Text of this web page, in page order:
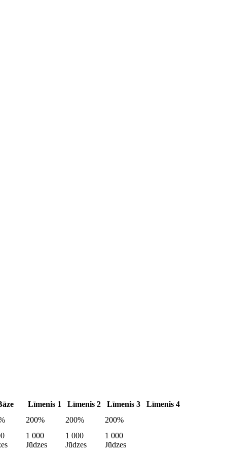
Līmenis 1 Līmenis 2 Līmenis 3
Līmenis 4
200% 200%
200%
1 000
Jūdzes
1 000
Jūdzes
1 000
Jūdzes